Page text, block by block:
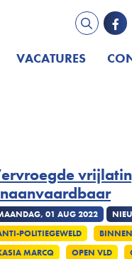
VACATURES
01 AUG 2022
POLITIEGEWELD
MARCQ
OPEN VLD